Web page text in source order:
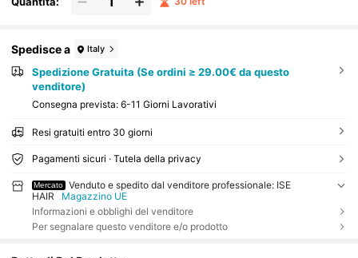
Spedisce a Italy
Spedizione Gratuita (Se ordini ≥ 29.00€ da questo
venditore)
Consegna prevista: 6-11 Giorni Lavorativi
Resi gratuiti entro 30 giorni
Pagamenti sicuri · Tutela della privacy
Mercato
Venduto e spedito dal venditore professionale: ISE
HAIR
Magazzino UE
Informazioni e obblighi del venditore
Per segnalare questo venditore e/o prodotto